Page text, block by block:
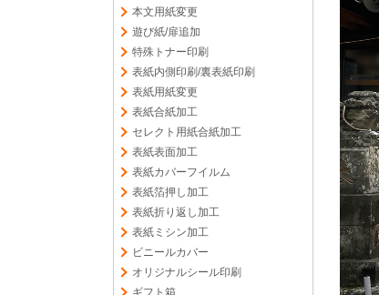
本文用紙変更
遊び紙/扉追加
特殊トナー印刷
表紙内側印刷/裏表紙印刷
表紙用紙変更
表紙合紙加工
セレクト用紙合紙加工
表紙表面加工
表紙カバーフイルム
表紙箔押し加工
表紙折り返し加工
表紙ミシン加工
ビニールカバー
オリジナルシール印刷
ギフト箱